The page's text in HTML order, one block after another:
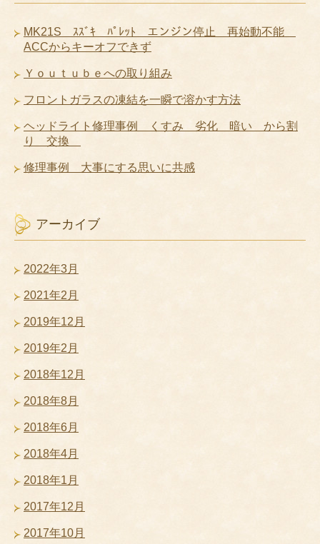
MK21S ｽｽﾞｷ ﾊﾟﾚｯﾄ エンジン停止 再始動不能
ACCからキーオフできず
Ｙｏｕｔｕｂｅへの取り組み
フロントガラスの凍結を一瞬で溶かす方法
ヘッドライト修理事例 くすみ 劣化 暗い から割
り 交換
修理事例 大事にする思いに共感
アーカイブ
2022年3月
2021年2月
2019年12月
2019年2月
2018年12月
2018年8月
2018年6月
2018年4月
2018年1月
2017年12月
2017年10月